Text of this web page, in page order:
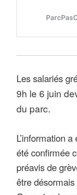
Les salariés
9h le 6 juin
du parc.
L’information
été confirmée
préavis de
être